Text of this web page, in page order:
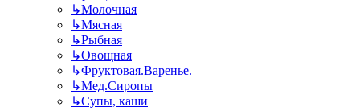
↳Молочная
↳Мясная
↳Рыбная
↳Овощная
↳Фруктовая.Варенье.
↳Мед.Сиропы
↳Супы, каши